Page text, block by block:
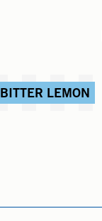
BITTER LEMON